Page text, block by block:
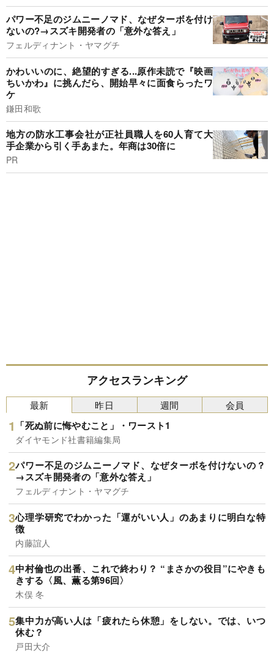
パワー不足のジムニーノマド、なぜターボを付け
ないの?→スズキ開発者の「意外な答え」
フェルディナント・ヤマグチ
かわいいのに、絶望的すぎる...原作未読で『映画
ちいかわ』に挑んだら、開始早々に面食らったワ
ケ
鎌田和歌
地方の防水工事会社が正社員職人を60人育て大
手企業から引く手あまた。年商は30倍に
PR
アクセスランキング
最新
「死ぬ前に悔やむこと」・ワースト1
ダイヤモンド社書籍編集局
パワー不足のジムニーノマド、なぜターボを付けないの？
→スズキ開発者の「意外な答え」
フェルディナント・ヤマグチ
心理学研究でわかった「運がいい人」のあまりに明白な特
徴
内藤誼人
中村倫也の出番、これで終わり？ “まさかの役目”にやきも
きする〈風、薫る第96回〉
木俣 冬
集中力が高い人は「疲れたら休憩」をしない。では、いつ
休む？
戸田大介
昨日 週間 会員